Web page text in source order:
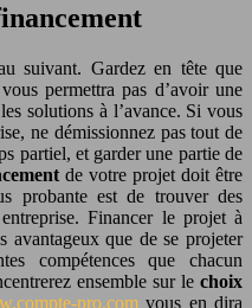
suivant. Gardez en tête que
permettra pas d’avoir une
solutions à l’avance. Si vous
ne démissionnez pas tout de
partiel, et garder une partie de
de votre projet doit être
probante est de trouver des
Financer le projet à
avantageux que de se projeter
compétences que chacun
ensemble sur le choix
pro.comvous en dira